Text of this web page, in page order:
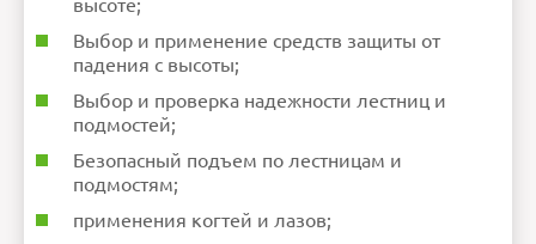
высоте;
Выбор и применение средств защиты от
падения с высоты;
Выбор и проверка надежности лестниц и
подмостей;
Безопасный подъем по лестницам и
подмостям;
применения когтей и лазов;